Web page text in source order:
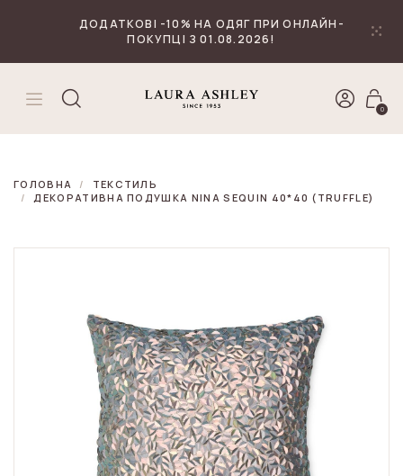
ДОДАТКОВІ -10% НА ОДЯГ ПРИ ОНЛАЙН-
ПОКУПЦІ З 01.08.2026!
0
ГОЛОВНА
ТЕКСТИЛЬ
ДЕКОРАТИВНА ПОДУШКА NINA SEQUIN 40*40 (TRUFFLE)